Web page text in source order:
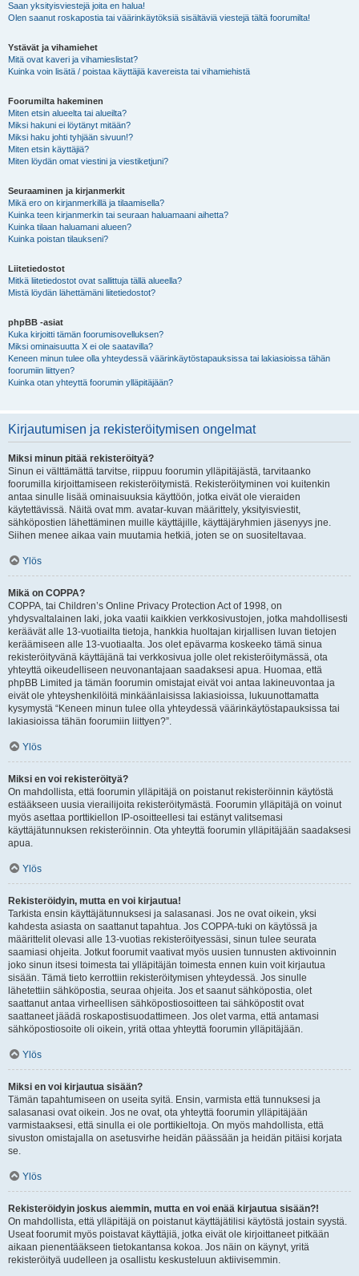
Saan yksityisviestejä joita en halua!
Olen saanut roskapostia tai väärinkäytöksiä sisältäviä viestejä tältä foorumilta!
Ystävät ja vihamiehet
Mitä ovat kaveri ja vihamieslistat?
Kuinka voin lisätä / poistaa käyttäjiä kavereista tai vihamiehistä
Foorumilta hakeminen
Miten etsin alueelta tai alueilta?
Miksi hakuni ei löytänyt mitään?
Miksi haku johti tyhjään sivuun!?
Miten etsin käyttäjiä?
Miten löydän omat viestini ja viestiketjuni?
Seuraaminen ja kirjanmerkit
Mikä ero on kirjanmerkillä ja tilaamisella?
Kuinka teen kirjanmerkin tai seuraan haluamaani aihetta?
Kuinka tilaan haluamani alueen?
Kuinka poistan tilaukseni?
Liitetiedostot
Mitkä liitetiedostot ovat sallittuja tällä alueella?
Mistä löydän lähettämäni liitetiedostot?
phpBB -asiat
Kuka kirjoitti tämän foorumisovelluksen?
Miksi ominaisuutta X ei ole saatavilla?
Keneen minun tulee olla yhteydessä väärinkäytöstapauksissa tai lakiasioissa tähän
foorumiin liittyen?
Kuinka otan yhteyttä foorumin ylläpitäjään?
Kirjautumisen ja rekisteröitymisen ongelmat
Miksi minun pitää rekisteröityä?
Sinun ei välttämättä tarvitse, riippuu foorumin ylläpitäjästä, tarvitaanko
foorumilla kirjoittamiseen rekisteröitymistä. Rekisteröityminen voi kuitenkin
antaa sinulle lisää ominaisuuksia käyttöön, jotka eivät ole vieraiden
käytettävissä. Näitä ovat mm. avatar-kuvan määrittely, yksityisviestit,
sähköpostien lähettäminen muille käyttäjille, käyttäjäryhmien jäsenyys jne.
Siihen menee aikaa vain muutamia hetkiä, joten se on suositeltavaa.
Ylös
Mikä on COPPA?
COPPA, tai Children’s Online Privacy Protection Act of 1998, on
yhdysvaltalainen laki, joka vaatii kaikkien verkkosivustojen, jotka mahdollisesti
keräävät alle 13-vuotiailta tietoja, hankkia huoltajan kirjallisen luvan tietojen
keräämiseen alle 13-vuotiaalta. Jos olet epävarma koskeeko tämä sinua
rekisteröityvänä käyttäjänä tai verkkosivua jolle olet rekisteröitymässä, ota
yhteyttä oikeudelliseen neuvonantajaan saadaksesi apua. Huomaa, että
phpBB Limited ja tämän foorumin omistajat eivät voi antaa lakineuvontaa ja
eivät ole yhteyshenkilöitä minkäänlaisissa lakiasioissa, lukuunottamatta
kysymystä “Keneen minun tulee olla yhteydessä väärinkäytöstapauksissa tai
lakiasioissa tähän foorumiin liittyen?”.
Ylös
Miksi en voi rekisteröityä?
On mahdollista, että foorumin ylläpitäjä on poistanut rekisteröinnin käytöstä
estääkseen uusia vierailijoita rekisteröitymästä. Foorumin ylläpitäjä on voinut
myös asettaa porttikiellon IP-osoitteellesi tai estänyt valitsemasi
käyttäjätunnuksen rekisteröinnin. Ota yhteyttä foorumin ylläpitäjään saadaksesi
apua.
Ylös
Rekisteröidyin, mutta en voi kirjautua!
Tarkista ensin käyttäjätunnuksesi ja salasanasi. Jos ne ovat oikein, yksi
kahdesta asiasta on saattanut tapahtua. Jos COPPA-tuki on käytössä ja
määrittelit olevasi alle 13-vuotias rekisteröityessäsi, sinun tulee seurata
saamiasi ohjeita. Jotkut foorumit vaativat myös uusien tunnusten aktivoinnin
joko sinun itsesi toimesta tai ylläpitäjän toimesta ennen kuin voit kirjautua
sisään. Tämä tieto kerrottiin rekisteröitymisen yhteydessä. Jos sinulle
lähetettiin sähköpostia, seuraa ohjeita. Jos et saanut sähköpostia, olet
saattanut antaa virheellisen sähköpostiosoitteen tai sähköpostit ovat
saattaneet jäädä roskapostisuodattimeen. Jos olet varma, että antamasi
sähköpostiosoite oli oikein, yritä ottaa yhteyttä foorumin ylläpitäjään.
Ylös
Miksi en voi kirjautua sisään?
Tämän tapahtumiseen on useita syitä. Ensin, varmista että tunnuksesi ja
salasanasi ovat oikein. Jos ne ovat, ota yhteyttä foorumin ylläpitäjään
varmistaaksesi, että sinulla ei ole porttikieltoja. On myös mahdollista, että
sivuston omistajalla on asetusvirhe heidän päässään ja heidän pitäisi korjata
se.
Ylös
Rekisteröidyin joskus aiemmin, mutta en voi enää kirjautua sisään?!
On mahdollista, että ylläpitäjä on poistanut käyttäjätilisi käytöstä jostain syystä.
Useat foorumit myös poistavat käyttäjiä, jotka eivät ole kirjoittaneet pitkään
aikaan pienentääkseen tietokantansa kokoa. Jos näin on käynyt, yritä
rekisteröityä uudelleen ja osallistu keskusteluun aktiivisemmin.